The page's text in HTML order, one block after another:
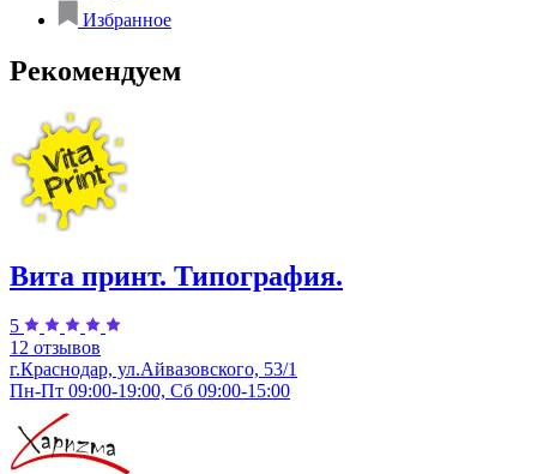
Избранное
Рекомендуем
Вита принт. Типография.
5
12 отзывов
г.Краснодар, ул.​Айвазовского, 53/1
Пн-Пт 09:00-19:00, Сб 09:00-15:00